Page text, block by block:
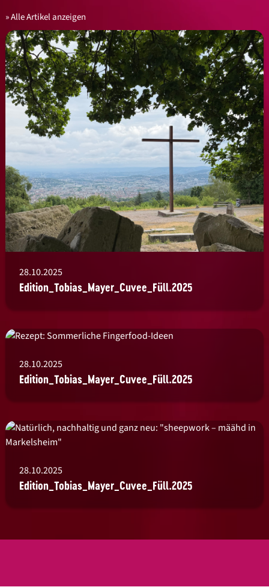
Alle Artikel anzeigen
28.10.2025
Edition_Tobias_Mayer_Cuvee_Füll.2025
28.10.2025
Edition_Tobias_Mayer_Cuvee_Füll.2025
28.10.2025
Edition_Tobias_Mayer_Cuvee_Füll.2025